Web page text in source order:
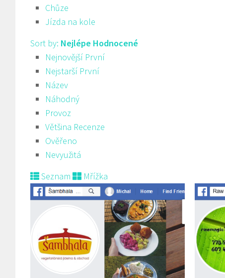
Chůze
Jízda na kole
Sort by: Nejlépe Hodnocené
Nejnovější První
Nejstarší První
Název
Náhodný
Provoz
Většina Recenze
Ověřeno
Nevyužitá
Seznam
Mřížka